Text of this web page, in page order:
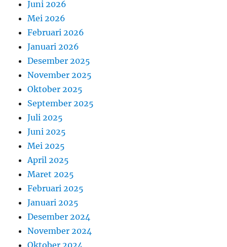
Juni 2026
Mei 2026
Februari 2026
Januari 2026
Desember 2025
November 2025
Oktober 2025
September 2025
Juli 2025
Juni 2025
Mei 2025
April 2025
Maret 2025
Februari 2025
Januari 2025
Desember 2024
November 2024
Oktober 2024